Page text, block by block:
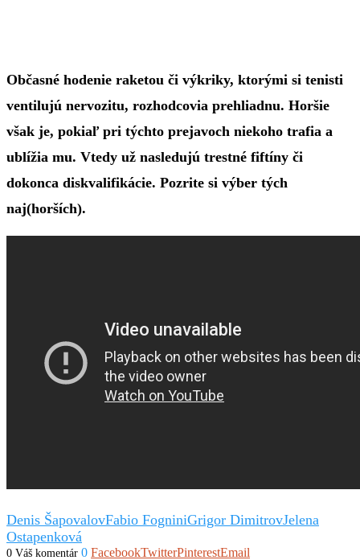
Občasné hodenie raketou či výkriky, ktorými si tenisti
ventilujú nervozitu, rozhodcovia prehliadnu. Horšie
však je, pokiaľ pri týchto prejavoch niekoho trafia a
ublížia mu. Vtedy už nasledujú trestné fiftíny či
dokonca diskvalifikácie. Pozrite si výber tých
naj(horších).
Denis ŠapovalovFabio FogniniGrigor DimitrovJelena
Ostapenková
0 Váš komentár 0 FacebookTwitterPinterestEmail